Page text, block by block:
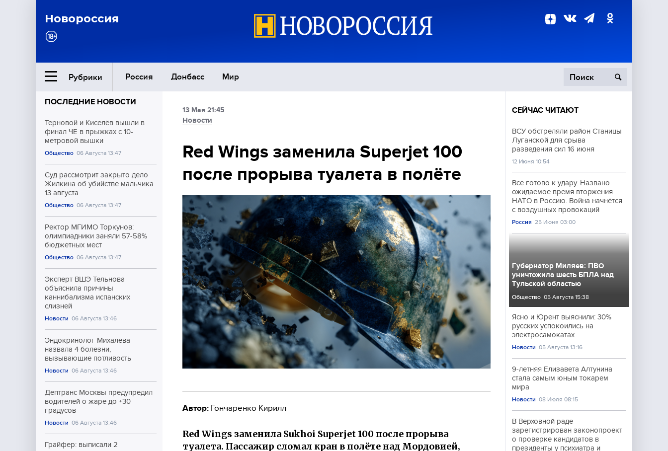
Новороссия
Рубрики Россия Донбасс Мир
Ближний Восток
Общество
Экономика
Происшествия
Культура
Спорт
ПОСЛЕДНИЕ НОВОСТИ
Терновой и Киселёв вышли в
финал ЧЕ в прыжках с 10-
метровой вышки
Общество 06 Августа 13:47
Суд рассмотрит закрыто дело
Жилкина об убийстве мальчика
13 августа
Общество 06 Августа 13:47
Ректор МГИМО Торкунов:
олимпиадники заняли 57-58%
бюджетных мест
Общество 06 Августа 13:47
Эксперт ВШЭ Тельнова
объяснила причины
каннибализма испанских
слизней
Новости 06 Августа 13:46
Эндокринолог Михалева
назвала 4 болезни,
вызывающие потливость
Новости 06 Августа 13:46
Дептранс Москвы предупредил
водителей о жаре до +30
градусов
Новости 06 Августа 13:46
Грайфер: выписали 2
13 Мая 21:45
Новости
Red Wings заменила Superjet 100
после прорыва туалета в полёте
Автор: Гончаренко Кирилл
Red Wings заменила Sukhoi Superjet 100 после прорыва
туалета. Пассажир сломал кран в полёте над Мордовией,
СЕЙЧАС ЧИТАЮТ
ВСУ обстреляли район Станицы
Луганской для срыва
разведения сил 16 июня
12 Июня 10:54
Всё готово к удару. Названо
ожидаемое время вторжения
НАТО в Россию. Война начнётся
с воздушных провокаций
Россия 25 Июня 03:00
Губернатор Миляев: ПВО
уничтожила шесть БПЛА над
Тульской областью
Общество 05 Августа 15:38
Ясно и Юрент выяснили: 30%
русских успокоились на
электросамокатах
Новости 05 Августа 13:16
9-летняя Елизавета Алтунина
стала самым юным токарем
мира
Новости 08 Июля 08:15
В Верховной раде
зарегистрирован законопроект
о проверке кандидатов в
президенты у психиатра и